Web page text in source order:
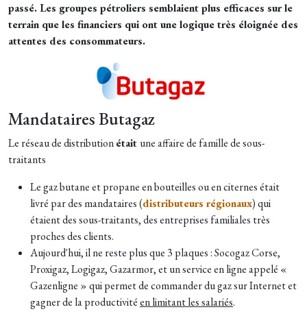
passé. Les groupes pétroliers semblaient plus efficaces sur le
terrain que les financiers qui ont une logique très éloignée des
attentes des consommateurs.
Mandataires Butagaz
Le réseau de distributionétait une affaire de famille de sous-
traitants
Le gaz butane et propane en bouteilles ou en citernes était
livré par des mandataires (distributeurs régionaux) qui
étaient des sous-traitants, des entreprises familiales très
proches des clients.
Aujourd'hui, il ne reste plus que 3 plaques : Socogaz Corse,
Proxigaz, Logigaz, Gazarmor, et un service en ligne appelé «
Gazenligne » qui permet de commander du gaz sur Internet et
gagner de la productivitéen limitant les salariés.